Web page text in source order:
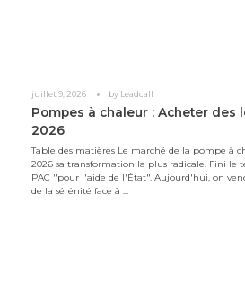
juillet 9, 2026 by Leadcall
Pompes à chaleur : Acheter des
2026
Table des matières Le marché de la pompe à
2026 sa transformation la plus radicale. Fini le
PAC "pour l'aide de l'État". Aujourd'hui, on
de la sérénité face à ...